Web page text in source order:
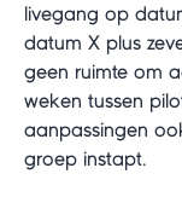
livegang op
datum X plus
geen ruimte om
weken tussen
aanpassingen
groep instapt.